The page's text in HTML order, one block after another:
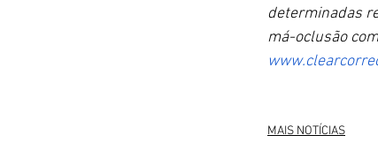
determinadas
má-oclusão
MAIS NOTÍCIAS